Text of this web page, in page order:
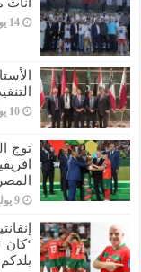
14 يوليو,2023
10 يوليو,2023
9 يوليو,2023